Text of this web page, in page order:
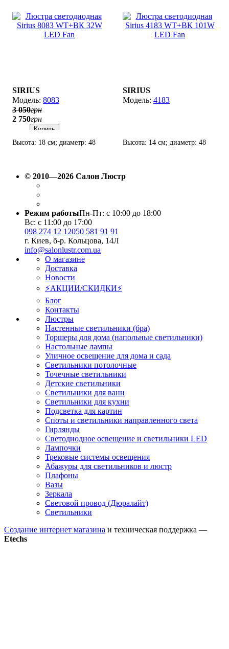
SIRIUS
8083
3 050грн
2 750грн
Купить
Высота: 18 см; диаметр: 48
SIRIUS
4183
Высота: 14 см; диаметр: 48
© 2010—2026 Салон Люстр
Режим работыПн-Пт: с 10:00 до 18:00
Вс: с 11:00 до 17:00
098 274 12 12050 581 91 91
г. Киев, б-р. Кольцова, 14Л
info@salonlustr.com.ua
О магазине
Доставка
Новости
⚡АКЦИИ/СКИДКИ⚡
Блог
Контакты
Люстры
Настенные светильники (бра)
Торшеры для дома (напольные светильники)
Настольные лампы
Уличное освещение для дома и сада
Светильники потолочные
Точечные светильники
Детские светильники
Светильники для ванн
Светильники для кухни
Подсветка для картин
Споты и светильники направленного света
Гирлянды
Светодиодное освещение и светильники LED
Лампочки
Трековые системы освещения
Абажуры для светильников и люстр
Плафоны
Вазы
Зеркала
Световой провод (Дюралайт)
Светильники
Создание интернет магазина и техническая поддержка —
Etechs